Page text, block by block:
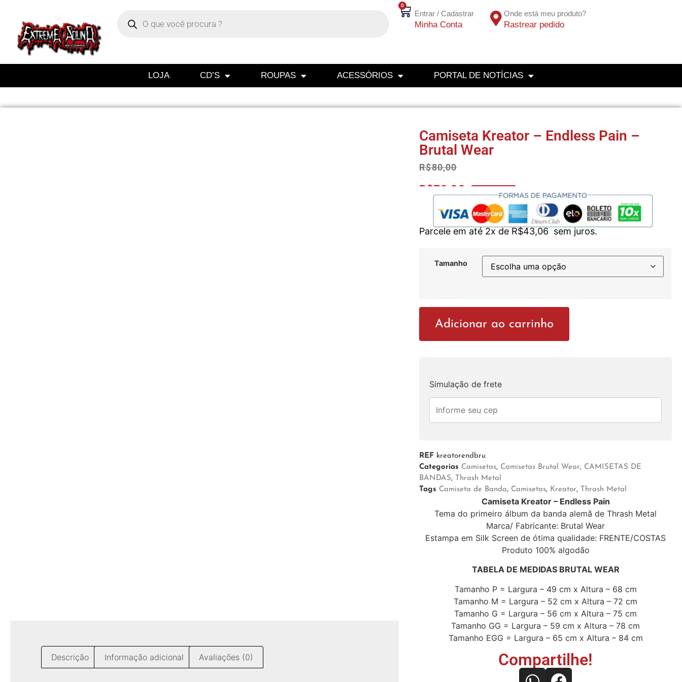
0
Entrar / Cadastrar
Minha Conta
Onde está meu produto?
Rastrear pedido
LOJA CD’S ROUPAS ACESSÓRIOS PORTAL DE NOTÍCIAS
Descrição Informação adicional Avaliações (0)
Camiseta Kreator – Endless Pain –
Brutal Wear
R$80,00
R$76,00
Parcele em até 2x de R$43,06 sem juros.
Tamanho
Adicionar ao carrinho
Simulação de frete
REF kreatorendbru
Categorias Camisetas, Camisetas Brutal Wear, CAMISETAS DE
BANDAS, Thrash Metal
Tags Camiseta de Banda, Camisetas, Kreator, Thrash Metal
Camiseta Kreator – Endless Pain
Tema do primeiro álbum da banda alemã de Thrash Metal
Marca/ Fabricante: Brutal Wear
Estampa em Silk Screen de ótima qualidade: FRENTE/COSTAS
Produto 100% algodão
TABELA DE MEDIDAS BRUTAL WEAR
Tamanho P = Largura – 49 cm x Altura – 68 cm
Tamanho M = Largura – 52 cm x Altura – 72 cm
Tamanho G = Largura – 56 cm x Altura – 75 cm
Tamanho GG = Largura – 59 cm x Altura – 78 cm
Tamanho EGG = Largura – 65 cm x Altura – 84 cm
Compartilhe!